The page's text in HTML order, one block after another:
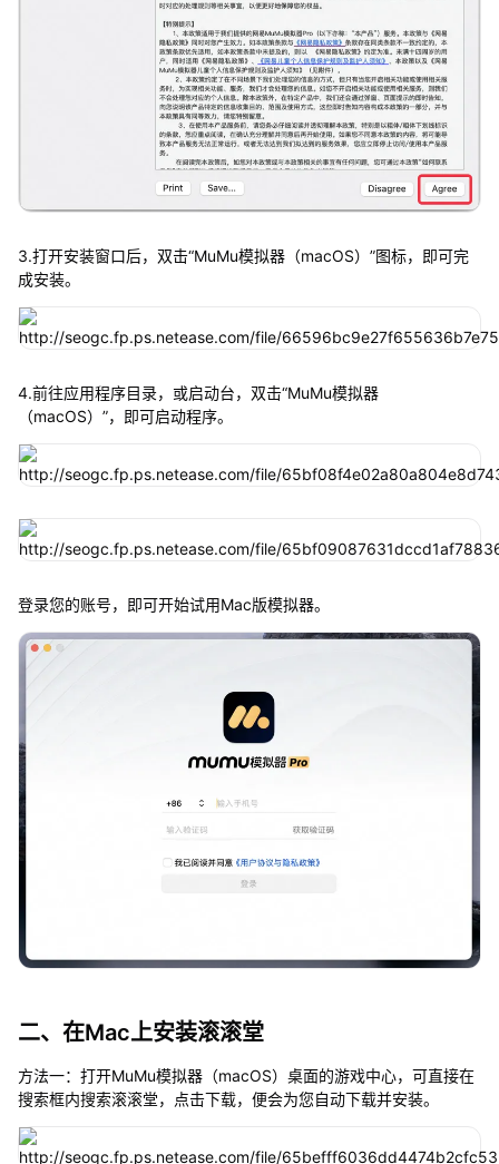
3.打开安装窗口后，双击“MuMu模拟器（macOS）”图标，即可完
成安装。
4.前往应用程序目录，或启动台，双击“MuMu模拟器
（macOS）”，即可启动程序。
登录您的账号，即可开始试用Mac版模拟器。
二、在Mac上安装滚滚堂
方法一：打开MuMu模拟器（macOS）桌面的游戏中心，可直接在
搜索框内搜索滚滚堂，点击下载，便会为您自动下载并安装。